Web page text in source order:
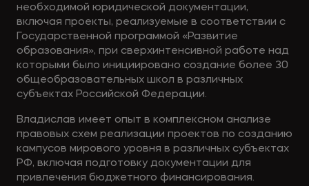
необходимой юридической документации,
включая проекты, реализуемые в соответствии с
Государственной программой «Развитие
образования», при сверхинтенсивной работе над
которыми было инициировано создание более 30
общеобразовательных школ в различных
субъектах Российской Федерации.
Владислав имеет опыт в комплексном анализе
правовых схем реализации проектов по созданию
кампусов мирового уровня в различных субъектах
РФ, включая подготовку документации для
привлечения бюджетного финансирования.